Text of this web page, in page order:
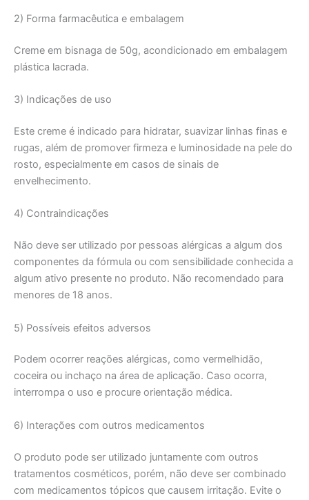
2) Forma farmacêutica e embalagem
Creme em bisnaga de 50g, acondicionado em embalagem
plástica lacrada.
3) Indicações de uso
Este creme é indicado para hidratar, suavizar linhas finas e
rugas, além de promover firmeza e luminosidade na pele do
rosto, especialmente em casos de sinais de
envelhecimento.
4) Contraindicações
Não deve ser utilizado por pessoas alérgicas a algum dos
componentes da fórmula ou com sensibilidade conhecida a
algum ativo presente no produto. Não recomendado para
menores de 18 anos.
5) Possíveis efeitos adversos
Podem ocorrer reações alérgicas, como vermelhidão,
coceira ou inchaço na área de aplicação. Caso ocorra,
interrompa o uso e procure orientação médica.
6) Interações com outros medicamentos
O produto pode ser utilizado juntamente com outros
tratamentos cosméticos, porém, não deve ser combinado
com medicamentos tópicos que causem irritação. Evite o